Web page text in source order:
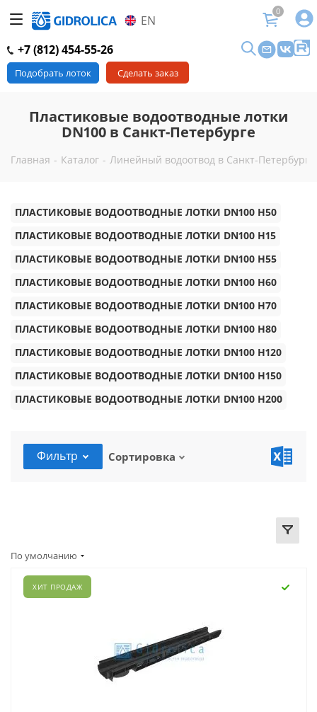
EN
0
+7 (812) 454-55-26
Подобрать лоток Сделать заказ
Пластиковые водоотводные лотки
DN100 в Санкт-Петербурге
Главная - Каталог - Линейный водоотвод в Санкт-Петербурге
ПЛАСТИКОВЫЕ ВОДООТВОДНЫЕ ЛОТКИ DN100 H50
ПЛАСТИКОВЫЕ ВОДООТВОДНЫЕ ЛОТКИ DN100 H15
ПЛАСТИКОВЫЕ ВОДООТВОДНЫЕ ЛОТКИ DN100 H55
ПЛАСТИКОВЫЕ ВОДООТВОДНЫЕ ЛОТКИ DN100 H60
ПЛАСТИКОВЫЕ ВОДООТВОДНЫЕ ЛОТКИ DN100 H70
ПЛАСТИКОВЫЕ ВОДООТВОДНЫЕ ЛОТКИ DN100 H80
ПЛАСТИКОВЫЕ ВОДООТВОДНЫЕ ЛОТКИ DN100 H120
ПЛАСТИКОВЫЕ ВОДООТВОДНЫЕ ЛОТКИ DN100 H150
ПЛАСТИКОВЫЕ ВОДООТВОДНЫЕ ЛОТКИ DN100 H200
Фильтр Сортировка
По умолчанию
ХИТ ПРОДАЖ